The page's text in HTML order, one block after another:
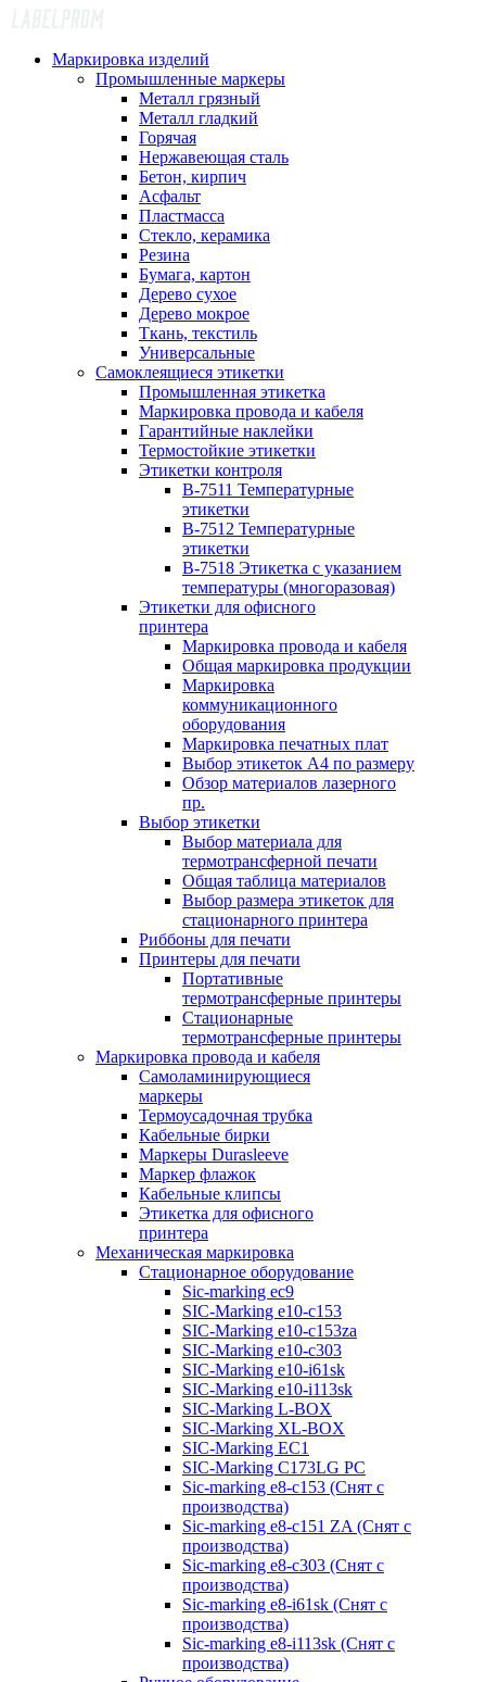
Маркировка изделий
Промышленные маркеры
Металл грязный
Металл гладкий
Горячая
Нержавеющая сталь
Бетон, кирпич
Асфальт
Пластмасса
Стекло, керамика
Резина
Бумага, картон
Дерево сухое
Дерево мокрое
Ткань, текстиль
Универсальные
Самоклеящиеся этикетки
Промышленная этикетка
Маркировка провода и кабеля
Гарантийные наклейки
Термостойкие этикетки
Этикетки контроля
B-7511 Температурные
этикетки
B-7512 Температурные
этикетки
B-7518 Этикетка с указанием
температуры (многоразовая)
Этикетки для офисного
принтера
Маркировка провода и кабеля
Общая маркировка продукции
Маркировка
коммуникационного
оборудования
Маркировка печатных плат
Выбор этикеток А4 по размеру
Обзор материалов лазерного
пр.
Выбор этикетки
Выбор материала для
термотрансферной печати
Общая таблица материалов
Выбор размера этикеток для
стационарного принтера
Риббоны для печати
Принтеры для печати
Портативные
термотрансферные принтеры
Стационарные
термотрансферные принтеры
Маркировка провода и кабеля
Самоламинирующиеся
маркеры
Термоусадочная трубка
Кабельные бирки
Маркеры Durasleeve
Маркер флажок
Кабельные клипсы
Этикетка для офисного
принтера
Механическая маркировка
Стационарное оборудование
Sic-marking ec9
SIC-Marking e10-c153
SIC-Marking e10-c153za
SIC-Marking e10-c303
SIC-Marking e10-i61sk
SIC-Marking e10-i113sk
SIC-Marking L-BOX
SIC-Marking XL-BOX
SIC-Marking EC1
SIC-Marking C173LG PC
Sic-marking e8-c153 (Снят с
производства)
Sic-marking e8-c151 ZA (Снят с
производства)
Sic-marking e8-c303 (Снят с
производства)
Sic-marking e8-i61sk (Снят с
производства)
Sic-marking e8-i113sk (Снят с
производства)